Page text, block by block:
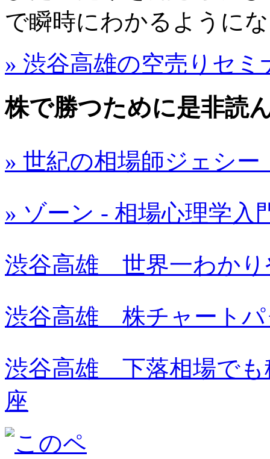
で瞬時にわかるように
» 渋谷高雄の空売りセミ
株で勝つために是非読
» 世紀の相場師ジェシー
» ゾーン - 相場心理学入
渋谷高雄 世界一わかり
渋谷高雄 株チャートパ
渋谷高雄 下落相場でも
座